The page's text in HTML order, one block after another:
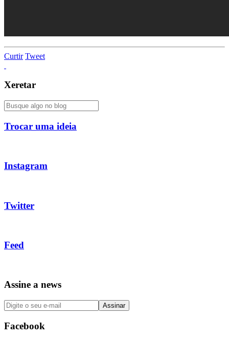
Curtir Tweet
Xeretar
Trocar uma ideia
Instagram
Twitter
Feed
Assine a news
Facebook